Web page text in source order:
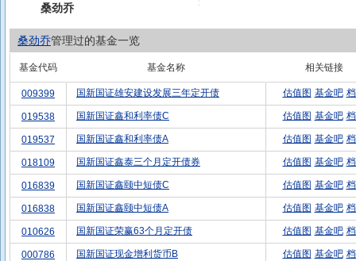
桑劲乔
桑劲乔管理过的基金一览
基金代码 基金名称 相关链接
009399 国新国证雄安建设发展三年定开债 估值图 基金吧
019538 国新国证鑫和利率债C 估值图 基金吧
019537 国新国证鑫和利率债A 估值图 基金吧
018109 国新国证鑫泰三个月定开债券 估值图 基金吧
016839 国新国证鑫颐中短债C 估值图 基金吧
016838 国新国证鑫颐中短债A 估值图 基金吧
010626 国新国证荣赢63个月定开债 估值图 基金吧
000786 国新国证现金增利货币B 估值图 基金吧